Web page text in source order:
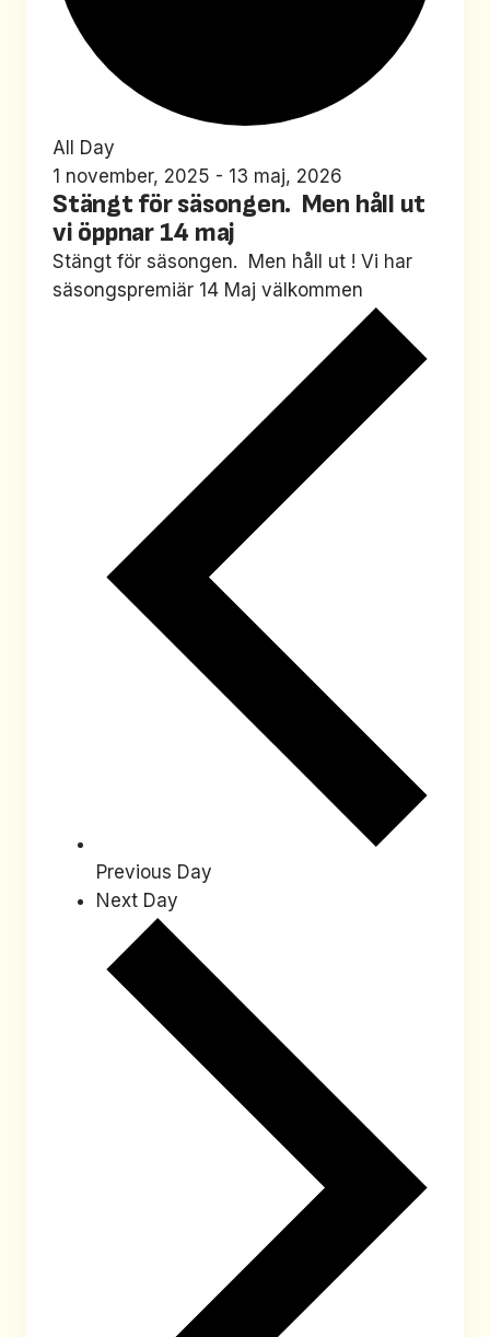
All Day
1 november, 2025 - 13 maj, 2026
Stängt för säsongen. Men håll ut
vi öppnar 14 maj
Stängt för säsongen. Men håll ut ! Vi har
säsongspremiär 14 Maj välkommen
Previous Day
Next Day